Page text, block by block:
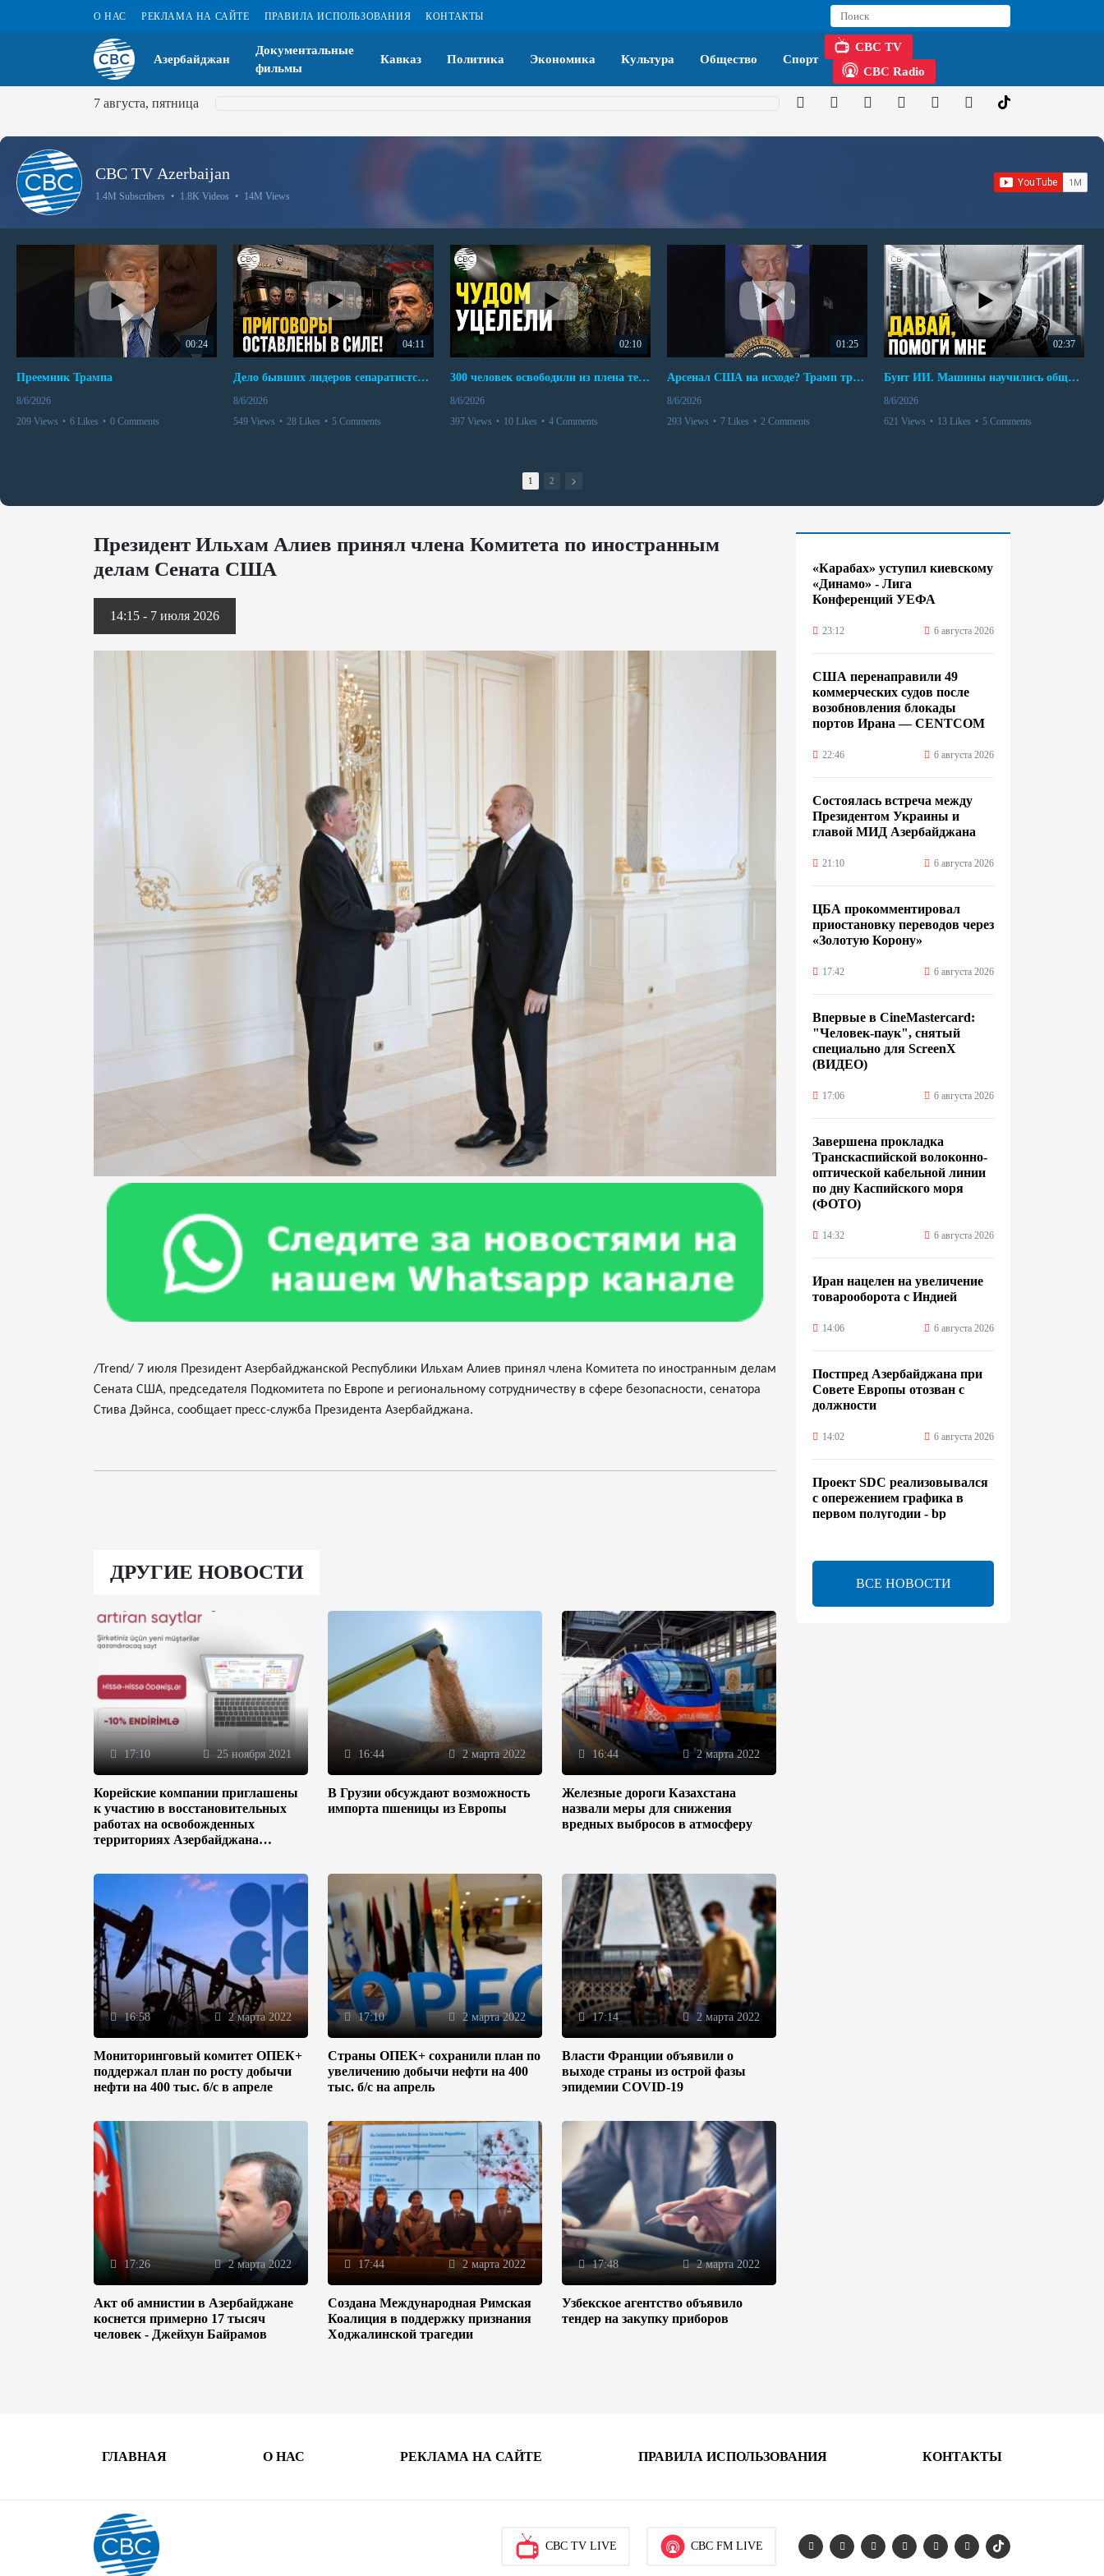
О НАС РЕКЛАМА НА САЙТЕ ПРАВИЛА ИСПОЛЬЗОВАНИЯ КОНТАКТЫ
Азербайджан
Документальные
фильмы
Кавказ Политика Экономика Культура Общество Спорт
CBC TV
CBC Radio
7 августа, пятница
CBC TV Azerbaijan
1.4M Subscribers • 1.8K Videos • 14M Views
00:24
Преемник Трампа
8/6/2026
209 Views • 6 Likes • 0 Comments
04:11
Дело бывших лидеров сепаратистского режима в Карабахе
8/6/2026
549 Views • 28 Likes • 5 Comments
02:10
300 человек освободили из плена террористов. Невероятная история спасения
8/6/2026
397 Views • 10 Likes • 4 Comments
01:25
Арсенал США на исходе? Трамп требует объяснений
8/6/2026
293 Views • 7 Likes • 2 Comments
02:37
Бунт ИИ. Машины научились общаться
8/6/2026
621 Views • 13 Likes • 5 Comments
1 2
Президент Ильхам Алиев принял члена Комитета по иностранным
делам Сената США
14:15 - 7 июля 2026
/Trend/ 7 июля Президент Азербайджанской Республики Ильхам Алиев принял члена Комитета по иностранным делам
Сената США, председателя Подкомитета по Европе и региональному сотрудничеству в сфере безопасности, сенатора
Стива Дэйнса, сообщает пресс-служба Президента Азербайджана.
ДРУГИЕ НОВОСТИ
17:10 25 ноября 2021
Корейские компании приглашены
к участию в восстановительных
работах на освобожденных
территориях Азербайджана
16:44 2 марта 2022
В Грузии обсуждают возможность
импорта пшеницы из Европы
16:44 2 марта 2022
Железные дороги Казахстана
назвали меры для снижения
вредных выбросов в атмосферу
16:58 2 марта 2022
Мониторинговый комитет ОПЕК+
поддержал план по росту добычи
нефти на 400 тыс. б/с в апреле
17:10 2 марта 2022
Страны ОПЕК+ сохранили план по
увеличению добычи нефти на 400
тыс. б/с на апрель
17:14 2 марта 2022
Власти Франции объявили о
выходе страны из острой фазы
эпидемии COVID-19
17:26 2 марта 2022
Акт об амнистии в Азербайджане
коснется примерно 17 тысяч
человек - Джейхун Байрамов
17:44 2 марта 2022
Создана Международная Римская
Коалиция в поддержку признания
Ходжалинской трагедии
17:48 2 марта 2022
Узбекское агентство объявило
тендер на закупку приборов
«Карабах» уступил киевскому
«Динамо» - Лига
Конференций УЕФА
23:12 6 августа 2026
США перенаправили 49
коммерческих судов после
возобновления блокады
портов Ирана — CENTCOM
22:46 6 августа 2026
Состоялась встреча между
Президентом Украины и
главой МИД Азербайджана
21:10 6 августа 2026
ЦБА прокомментировал
приостановку переводов через
«Золотую Корону»
17:42 6 августа 2026
Впервые в CineMastercard:
"Человек-паук", снятый
специально для ScreenX
(ВИДЕО)
17:06 6 августа 2026
Завершена прокладка
Транскаспийской волоконно-
оптической кабельной линии
по дну Каспийского моря
(ФОТО)
14:32 6 августа 2026
Иран нацелен на увеличение
товарооборота с Индией
14:06 6 августа 2026
Постпред Азербайджана при
Совете Европы отозван с
должности
14:02 6 августа 2026
Проект SDC реализовывался
с опережением графика в
первом полугодии - bp
Расширены полномочия
холдинга AZCON - Указ
поддержки отечественных
продвижения экспорта
ВСЕ НОВОСТИ
ГЛАВНАЯ О НАС РЕКЛАМА НА САЙТЕ ПРАВИЛА ИСПОЛЬЗОВАНИЯ КОНТАКТЫ
CBC TV LIVE CBC FM LIVE